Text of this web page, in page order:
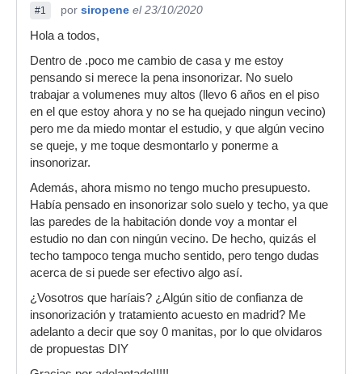
#1 por siropene el 23/10/2020
Hola a todos,
Dentro de .poco me cambio de casa y me estoy
pensando si merece la pena insonorizar. No suelo
trabajar a volumenes muy altos (llevo 6 años en el piso
en el que estoy ahora y no se ha quejado ningun vecino)
pero me da miedo montar el estudio, y que algún vecino
se queje, y me toque desmontarlo y ponerme a
insonorizar.
Además, ahora mismo no tengo mucho presupuesto.
Había pensado en insonorizar solo suelo y techo, ya que
las paredes de la habitación donde voy a montar el
estudio no dan con ningún vecino. De hecho, quizás el
techo tampoco tenga mucho sentido, pero tengo dudas
acerca de si puede ser efectivo algo así.
¿Vosotros que haríais? ¿Algún sitio de confianza de
insonorización y tratamiento acuesto en madrid? Me
adelanto a decir que soy 0 manitas, por lo que olvidaros
de propuestas DIY